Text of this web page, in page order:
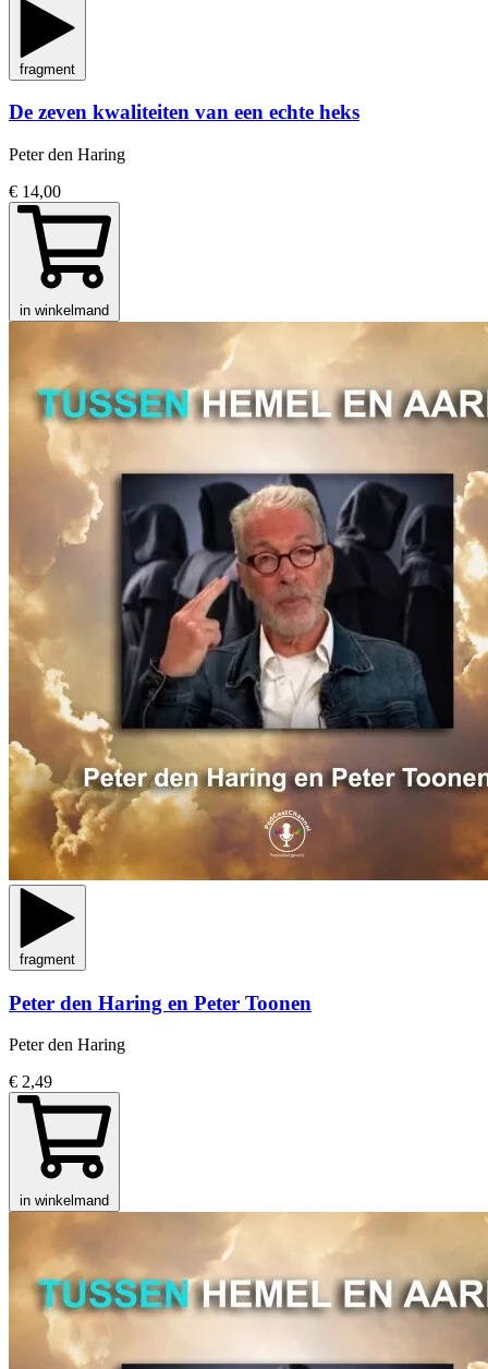
fragment
De zeven kwaliteiten van een echte heks
Peter den Haring
€ 14,00
in winkelmand
fragment
Peter den Haring en Peter Toonen
Peter den Haring
€ 2,49
in winkelmand